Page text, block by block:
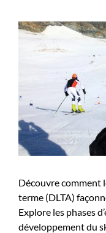
Découvre comment
terme (DLTA)
Explore les phases
développement du